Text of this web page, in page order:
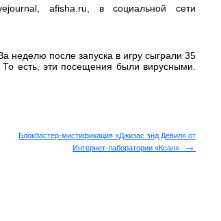
afisha.ru, в социальной сети
неделю после запуска в игру сыграли 35
есть, эти посещения были вирусными.
Блокбастер-мистификация «Джизас энд Девил» от
Интернет-лаборатории «Ксан»
→